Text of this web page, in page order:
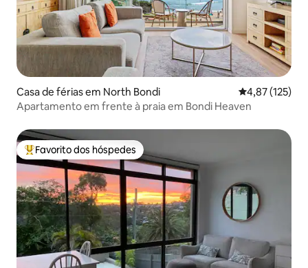
Casa de férias em North Bondi Classificação
4,87 (125)
Apartamento em frente à praia em Bondi Heaven
Favoritos dos hóspedes mais apreciados
Favorito dos hóspedes